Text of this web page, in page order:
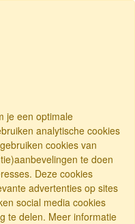
je een optimale
analytische cookies
cookies van
te doen
Deze cookies
advertenties op sites
social media cookies
te delen. Meer informatie